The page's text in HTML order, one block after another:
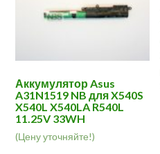
Аккумулятор Asus
A31N1519 NB для X540S
X540L X540LA R540L
11.25V 33WH
(Цену уточняйте!)